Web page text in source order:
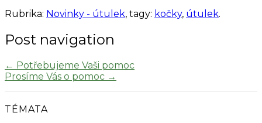
Rubrika: Novinky - útulek, tagy: kočky, útulek.
Post navigation
← Potřebujeme Vaši pomoc
Prosíme Vás o pomoc →
TÉMATA